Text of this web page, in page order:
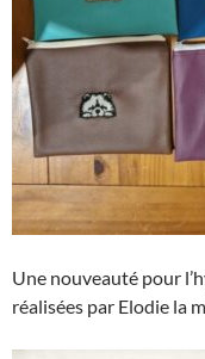
Une nouveauté pour
réalisées par Elodie la